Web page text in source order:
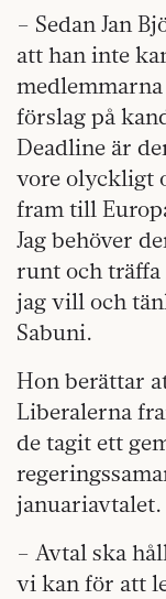
– Sedan Jan
att han inte
förslag på
Deadline är
vore olyckligt
fram till
Jag behöver
runt och träffa
jag vill och
Sabuni.
Hon berättar
Liberalerna
de tagit ett
januariavtalet.
– Avtal ska
vi kan för att